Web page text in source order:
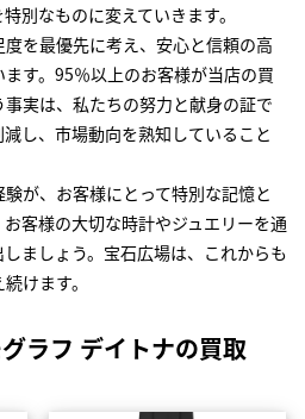
別なものに変えていきます。
を最優先に考え、安心と信頼の高
す。95％以上のお客様が当店の買
実は、私たちの努力と献身の証で
し、市場動向を熟知していること
が、お客様にとって特別な記憶と
客様の大切な時計やジュエリーを通
ましょう。宝石広場は、これからも
けます。
ラフ デイトナの買取